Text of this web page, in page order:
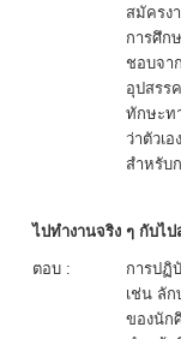
สมัครง
การศึก
ชอบจา
อุปสรร
ทักษะท
ว่าตัวเ
สำหรับ
ไปทำงานจริง ๆ กับไ
ตอบ :
การปฏิ
เช่น ลั
ของนัก